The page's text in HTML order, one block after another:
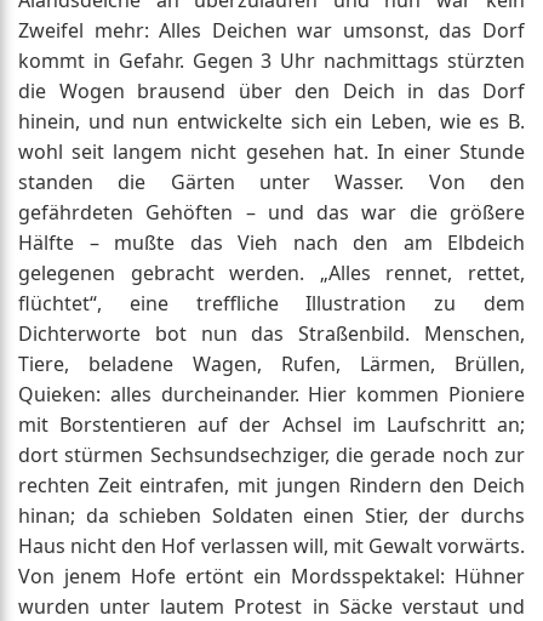
Zweifel mehr: Alles Deichen war umsonst, das Dorf
kommt in Gefahr. Gegen 3 Uhr nachmittags stürzten
die Wogen brausend über den Deich in das Dorf
hinein, und nun entwickelte sich ein Leben, wie es B.
wohl seit langem nicht gesehen hat. In einer Stunde
standen die Gärten unter Wasser. Von den
gefährdeten Gehöften – und das war die größere
Hälfte – mußte das Vieh nach den am Elbdeich
gelegenen gebracht werden. „Alles rennet, rettet,
flüchtet“, eine treffliche Illustration zu dem
Dichterworte bot nun das Straßenbild. Menschen,
Tiere, beladene Wagen, Rufen, Lärmen, Brüllen,
Quieken: alles durcheinander. Hier kommen Pioniere
mit Borstentieren auf der Achsel im Laufschritt an;
dort stürmen Sechsundsechziger, die gerade noch zur
rechten Zeit eintrafen, mit jungen Rindern den Deich
hinan; da schieben Soldaten einen Stier, der durchs
Haus nicht den Hof verlassen will, mit Gewalt vorwärts.
Von jenem Hofe ertönt ein Mordsspektakel: Hühner
wurden unter lautem Protest in Säcke verstaut und